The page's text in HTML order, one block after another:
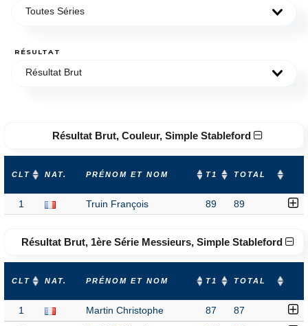
Toutes Séries
RÉSULTAT
Résultat Brut
Résultat Brut, Couleur, Simple Stableford
CLT NAT. PRÉNOM ET NOM T1 TOTAL
1 Truin François 89 89
Résultat Brut, 1ère Série Messieurs, Simple Stableford
CLT NAT. PRÉNOM ET NOM T1 TOTAL
1 Martin Christophe 87 87